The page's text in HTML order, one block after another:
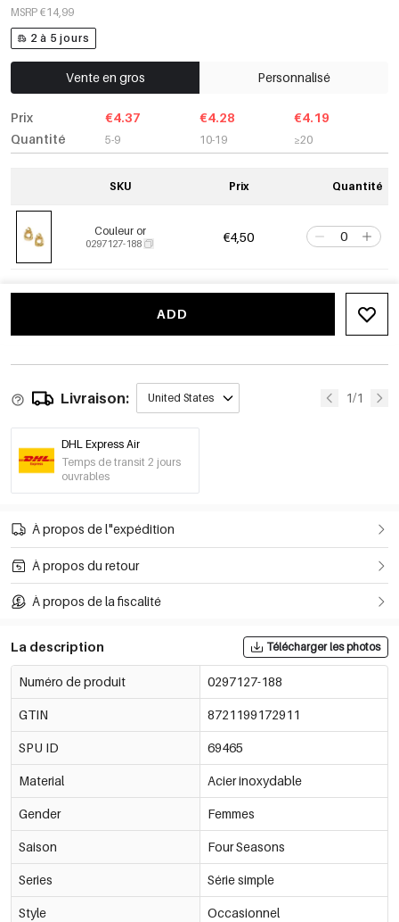
MSRP €14,99
2 à 5 jours
Vente en gros Personnalisé
Prix
Quantité
€4.37
5-9
€4.28
10-19
€4.19
≥20
SKU Prix Quantité
Couleur or
0297127-188 €4,50
ADD
Livraison: United States 1/1
DHL Express Air
Temps de transit 2 jours
ouvrables
À propos de l"expédition
À propos du retour
À propos de la fiscalité
La description Télécharger les photos
Numéro de produit 0297127-188
GTIN 8721199172911
SPU ID 69465
Material Acier inoxydable
Gender Femmes
Saison Four Seasons
Series Série simple
Style Occasionnel